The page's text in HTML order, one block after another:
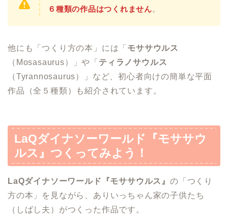
６種類の作品はつくれません。
他にも「つくり方の本」には「 モササウルス
（Mosasaurus）」や「 ティラノサウルス
（Tyrannosaurus）」など、初心者向けの簡単な平面
作品（全５種類）も紹介されています。
LaQダイナソーワールド『モササウ
ルス』 つくってみよう！
LaQダイナソーワールド『モササウルス』の「つくり
方の本」を見ながら、ありいっちゃん家の子供たち
（しばし夫）がつくった作品です。